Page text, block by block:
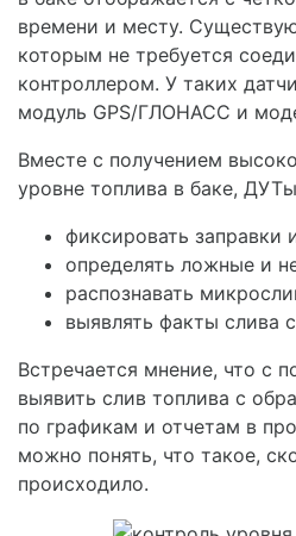
времени и месту.
которым не требуется
контроллером. У таких
модуль GPS/ГЛОНАСС и
Вместе с получением
уровне топлива в баке,
фиксировать заправки
определять ложные и
распознавать
выявлять факты слива
Встречается мнение, что с
выявить слив топлива с
по графикам и отчетам в
можно понять, что такое,
происходило.